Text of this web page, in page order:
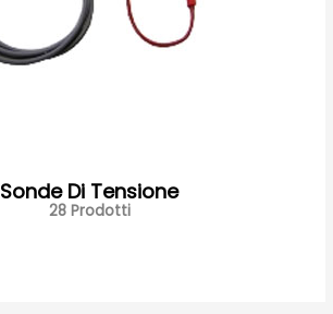
Sonde Di Tensione
28 Prodotti